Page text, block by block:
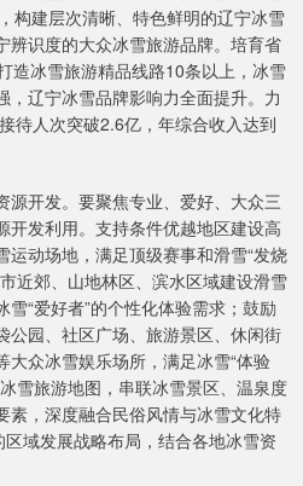
构建层次清晰、特色鲜明的辽宁冰雪
辨识度的大众冰雪旅游品牌。培育省
造冰雪旅游精品线路10条以上，冰雪
，辽宁冰雪品牌影响力全面提升。力
待人次突破2.6亿，年综合收入达到
源开发。要聚焦专业、爱好、大众三
开发利用。支持条件优越地区建设高
动场地，满足顶级赛事和滑雪“发烧
近郊、山地林区、滨水区域建设滑雪
“爱好者”的个性化体验需求；鼓励
公园、社区广场、旅游景区、休闲街
大众冰雪娱乐场所，满足冰雪“体验
雪旅游地图，串联冰雪景区、温泉度
素，深度融合民俗风情与冰雪文化特
域发展战略布局，结合各地冰雪资